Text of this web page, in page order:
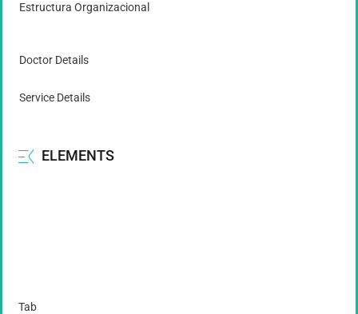
Estructura Organizacional
Doctor Details
Service Details
ELEMENTS
Tab